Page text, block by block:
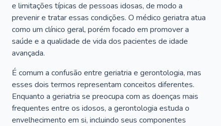
e limitações típicas de pessoas idosas, de modo a
prevenir e tratar essas condições. O médico geriatra atua
como um clínico geral, porém focado em promover a
saúde e a qualidade de vida dos pacientes de idade
avançada.
É comum a confusão entre geriatria e gerontologia, mas
esses dois termos representam conceitos diferentes.
Enquanto a geriatria se preocupa com as doenças mais
frequentes entre os idosos, a gerontologia estuda o
envelhecimento em si, incluindo seus componentes